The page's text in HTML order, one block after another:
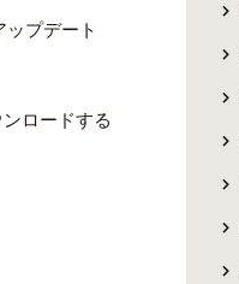
プデート
ロードする